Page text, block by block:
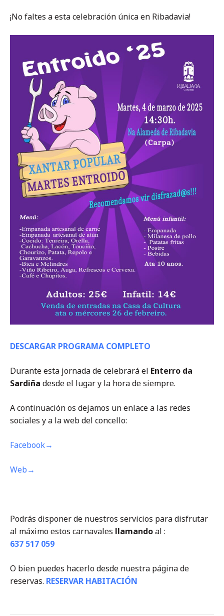
¡No faltes a esta celebración única en Ribadavia!
DESCARGAR PROGRAMA COMPLETO
Durante esta jornada de celebrará el Enterro da
Sardiña desde el lugar y la hora de siempre.
A continuación os dejamos un enlace a las redes
sociales y a la web del concello:
Facebook→
Web→
Podrás disponer de nuestros servicios para disfrutar
al máximo estos carnavales llamandoal :
637 517 059
O bien puedes hacerlo desde nuestra página de
reservas. RESERVAR HABITACIÓN